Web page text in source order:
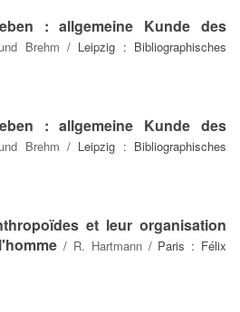
: allgemeine Kunde des
Brehm / Leipzig : Bibliographisches
: allgemeine Kunde des
Brehm / Leipzig : Bibliographisches
et leur organisation
/ R. Hartmann/ Paris : Félix